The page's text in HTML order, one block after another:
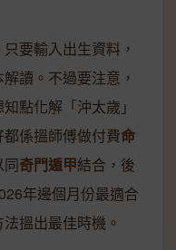
要輸入出生資料，
讀。不過要注意，
點化解「沖太歲」
係搵師傅做付費命
同奇門遁甲結合，後
年邊個月份最適合
搵出最佳時機。